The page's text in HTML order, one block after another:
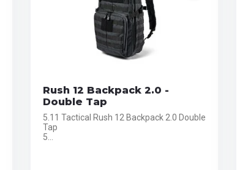
Rush 12 Backpack 2.0 -
Double Tap
5.11 Tactical Rush 12 Backpack 2.0 Double
Tap
5...